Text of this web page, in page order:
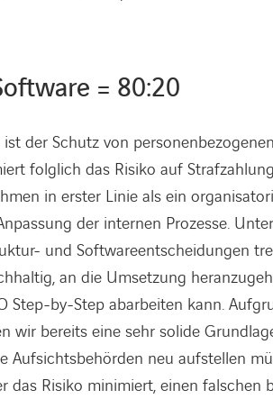
= 80:20
der Schutz von
folglich das Risiko auf
in erster Linie als ein
der internen Prozesse.
und Softwareentscheidungen
an die Umsetzung
Step-by-Step abarbeiten kann.
wir bereits eine sehr solide
Aufsichtsbehörden neu aufstellen
Risiko minimiert, einen falschen